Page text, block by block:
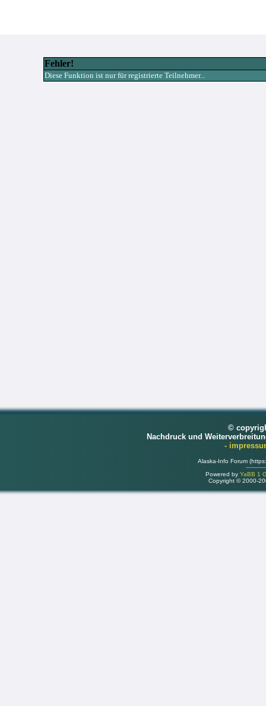
Fehler!
Diese Funktion ist nur für registrierte Teilnehmer...
©
Nachdruck und
-
Alaska-Info Forum
Powered by YaBB 1
Copyright © 2000-